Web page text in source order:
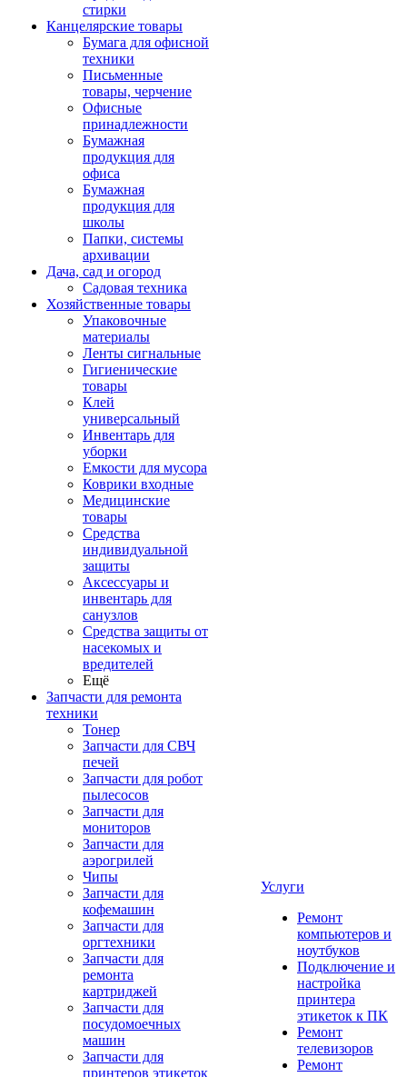
стирки
Канцелярские товары
Бумага для офисной
техники
Письменные
товары, черчение
Офисные
принадлежности
Бумажная
продукция для
офиса
Бумажная
продукция для
школы
Папки, системы
архивации
Дача, сад и огород
Садовая техника
Хозяйственные товары
Упаковочные
материалы
Ленты сигнальные
Гигиенические
товары
Клей
универсальный
Инвентарь для
уборки
Емкости для мусора
Коврики входные
Медицинские
товары
Средства
индивидуальной
защиты
Аксессуары и
инвентарь для
санузлов
Средства защиты от
насекомых и
вредителей
Ещё
Запчасти для ремонта
техники
Тонер
Запчасти для СВЧ
печей
Запчасти для робот
пылесосов
Запчасти для
мониторов
Запчасти для
аэрогрилей
Чипы
Запчасти для
кофемашин
Запчасти для
оргтехники
Запчасти для
ремонта
картриджей
Запчасти для
посудомоечных
машин
Запчасти для
принтеров этикеток
Услуги
Ремонт
компьютеров и
ноутбуков
Подключение и
настройка
принтера
этикеток к ПК
Ремонт
телевизоров
Ремонт